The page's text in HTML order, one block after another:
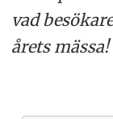
vad
årets mässa!